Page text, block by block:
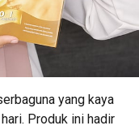
yang kaya
Produk ini hadir